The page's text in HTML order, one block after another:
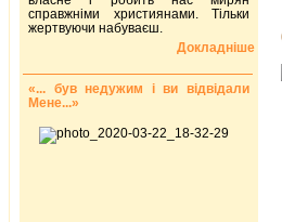
справжніми християнами. Тільки
жертвуючи набуваєш.
Докладніше
«... був недужим і ви відвідали
Мене...»